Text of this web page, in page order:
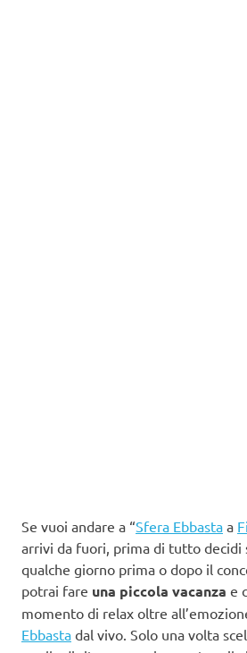
Se vuoi andare a “Sfera Ebbasta a
arrivi da fuori, prima di tutto decidi
qualche giorno prima o dopo il
potrai fare una piccola vacanza e
momento di relax oltre
Ebbasta dal vivo. Solo una volta